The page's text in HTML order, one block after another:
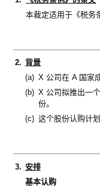
本裁定适用于《税务
2. 背景
(a) X 公司在 A 国家
(b) X 公司拟推出一
份。
(c) 这个股份认购计
3. 安排
基本认购